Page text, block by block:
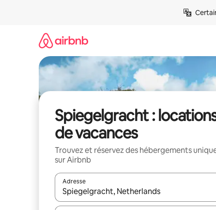
Spiegelgracht :
de vacances
Trouvez et réservez des hébergements
sur Airbnb
Adresse
Lorsque les résultats s'affichent, utilisez les